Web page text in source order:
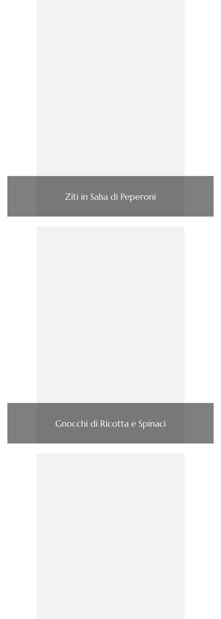
Ziti in Salsa di Peperoni
Gnocchi di Ricotta e Spinaci